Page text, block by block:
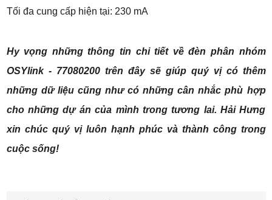
Tối đa cung cấp hiện tại: 230 mA
Hy vọng những thông tin chi tiết về đèn phân nhóm
OSYlink - 77080200 trên đây sẽ giúp quý vị có thêm
những dữ liệu cũng như có những cân nhắc phù hợp
cho những dự án của mình trong tương lai. Hải Hưng
xin chúc quý vị luôn hạnh phúc và thành công trong
cuộc sống!